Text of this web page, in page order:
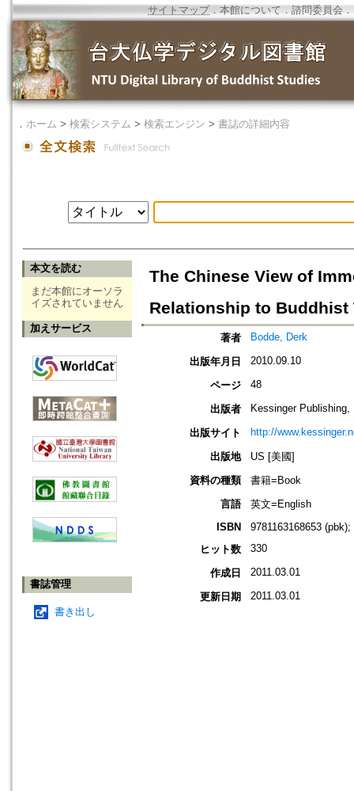
サイトマップ．本館について ． 諮問委員会 ．
． ホーム > 検索システム > 検索エンジン > 書誌の詳細内容
本文を読む
まだ本館にオーソラ
イズされていません
加えサービス
書誌管理
書き出し
The Chinese View of
Relationship to Buddhist
著者 Bodde, Derk
出版年月日 2010.09.10
ページ 48
出版者 Kessinger Publishing,
出版サイト http://
出版地
US [美國]
資料の種類
書籍=Book
言語
英文=English
ISBN
9781163168653
ヒット数
330
作成日 2011.03.01
更新日期 2011.03.01